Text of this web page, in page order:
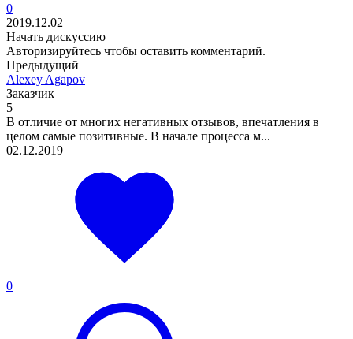
0
2019.12.02
Начать дискуссию
Авторизируйтесь чтобы оставить комментарий.
Предыдущий
Alexey Agapov
Заказчик
5
В отличие от многих негативных отзывов, впечатления в
целом самые позитивные. В начале процесса м...
02.12.2019
0